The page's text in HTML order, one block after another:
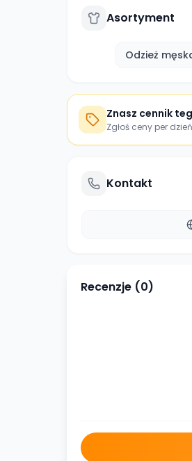
Asortyment
Odzież
Znasz cennik
Zgłoś ceny per
Kontakt
Recenzje (0)